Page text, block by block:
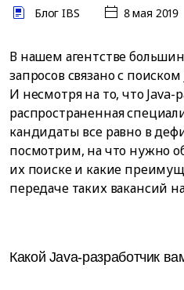
Блог IBS 8 мая 2019
В нашем агентстве
запросов связано с
И несмотря на то, что Java-
распространенная
кандидаты все равно в
посмотрим, на что нужно
их поиске и какие
передаче таких вакансий
Какой Java-разработчик